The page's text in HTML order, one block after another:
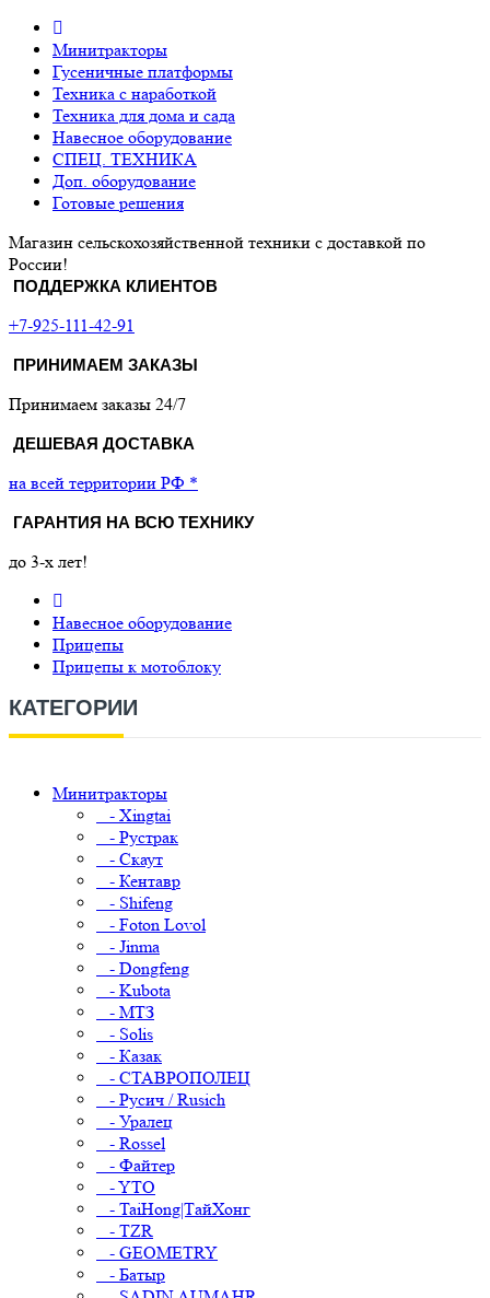
Минитракторы
Гусеничные платформы
Техника с наработкой
Техника для дома и сада
Навесное оборудование
СПЕЦ. ТЕХНИКА
Доп. оборудование
Готовые решения
Магазин сельскохозяйственной техники с доставкой по
России!
ПОДДЕРЖКА КЛИЕНТОВ
+7-925-111-42-91
ПРИНИМАЕМ ЗАКАЗЫ
Принимаем заказы 24/7
ДЕШЕВАЯ ДОСТАВКА
на всей территории РФ *
ГАРАНТИЯ НА ВСЮ ТЕХНИКУ
до 3-х лет!
Навесное оборудование
Прицепы
Прицепы к мотоблоку
КАТЕГОРИИ
Минитракторы
- Xingtai
- Рустрак
- Скаут
- Кентавр
- Shifeng
- Foton Lovol
- Jinma
- Dongfeng
- Kubota
- МТЗ
- Solis
- Казак
- СТАВРОПОЛЕЦ
- Русич / Rusich
- Уралец
- Rossel
- Файтер
- YTO
- TaiHong|ТайХонг
- TZR
- GEOMETRY
- Батыр